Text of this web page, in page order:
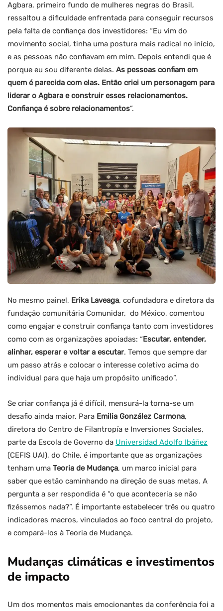
Agbara, primeiro fundo de mulheres negras do Brasil,
ressaltou a dificuldade enfrentada para conseguir recursos
pela falta de confiança dos investidores: “Eu vim do
movimento social, tinha uma postura mais radical no início,
e as pessoas não confiavam em mim. Depois entendi que é
porque eu sou diferente delas. As pessoas confiam em
quem é parecida com elas. Então criei um personagem para
liderar o Agbara e construir esses relacionamentos.
Confiança é sobre relacionamentos”.
No mesmo painel, Erika Laveaga, cofundadora e diretora da
fundação comunitária Comunidar, do México, comentou
como engajar e construir confiança tanto com investidores
como com as organizações apoiadas: “Escutar, entender,
alinhar, esperar e voltar a escutar. Temos que sempre dar
um passo atrás e colocar o interesse coletivo acima do
individual para que haja um propósito unificado”.
Se criar confiança já é difícil, mensurá-la torna-se um
desafio ainda maior. Para Emilia González Carmona,
diretora do Centro de Filantropía e Inversiones Sociales,
parte da Escola de Governo da Universidad Adolfo Ibáñez
(CEFIS UAI), do Chile, é importante que as organizações
tenham uma Teoria de Mudança, um marco inicial para
saber que estão caminhando na direção de suas metas. A
pergunta a ser respondida é “o que aconteceria se não
fizéssemos nada?”. É importante estabelecer três ou quatro
indicadores macros, vinculados ao foco central do projeto,
e compará-los à Teoria de Mudança.
Mudanças climáticas e investimentos
de impacto
Um dos momentos mais emocionantes da conferência foi a